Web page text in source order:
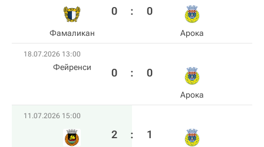
Фамаликан
0 : 0
Арока
18.07.2026 13:00
Фейренси 0 : 0
Арока
11.07.2026 15:00
2 : 1